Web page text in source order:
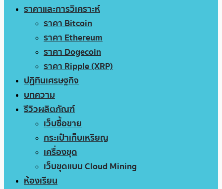
ราคาและการวิเคราะห์
ราคา Bitcoin
ราคา Ethereum
ราคา Dogecoin
ราคา Ripple (XRP)
ปฏิทินเศรษฐกิจ
บทความ
รีวิวผลิตภัณฑ์
เว็บซื้อขาย
กระเป๋าเก็บเหรียญ
เครื่องขุด
เว็บขุดแบบ Cloud Mining
ห้องเรียน